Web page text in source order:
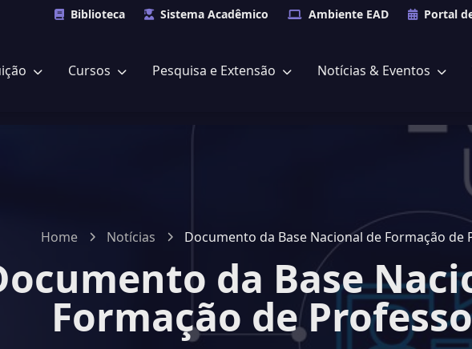
Biblioteca Sistema Acadêmico Ambiente EAD Portal
Cursos Pesquisa e Extensão Notícias & Eventos
Home Notícias Documento da Base Nacional de Formação de
da Base
Formação de